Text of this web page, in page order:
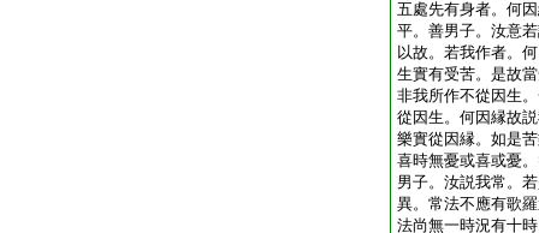
五處先有身者。何
平。善男子。汝意
以故。若我作者。
生實有受苦。是故
非我所作不從因生
從因生。何因縁故
樂實從因縁。如是
喜時無憂或喜或憂
男子。汝説我常。
異。常法不應有歌
法尚無一時況有十